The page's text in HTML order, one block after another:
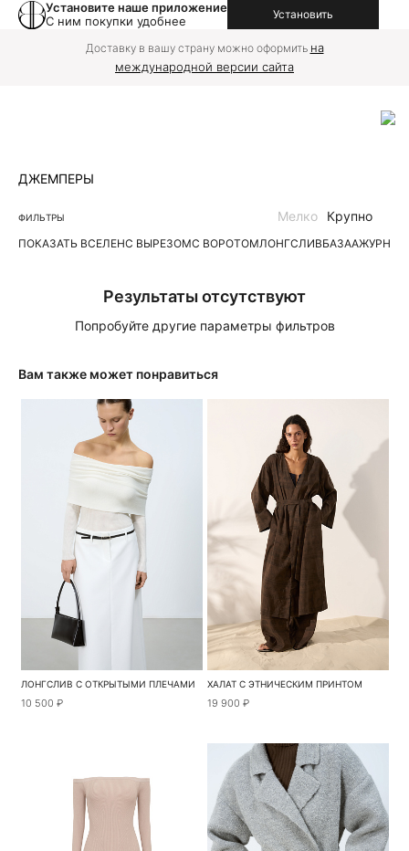
Установите наше приложение
С ним покупки удобнее
Установить
Доставку в вашу страну можно оформить на
международной версии сайта
ДЖЕМПЕРЫ
ФИЛЬТРЫ
ПОКАЗАТЬ ВСЕЛЕНС ВЫРЕЗОМС ВОРОТОМЛОНГСЛИВБАЗААЖУРНЫЕ
Мелко Крупно
Результаты отсутствуют
Попробуйте другие параметры фильтров
Вам также может понравиться
ЛОНГСЛИВ С ОТКРЫТЫМИ ПЛЕЧАМИ
10 500 ₽
ХАЛАТ С ЭТНИЧЕСКИМ ПРИНТОМ
19 900 ₽